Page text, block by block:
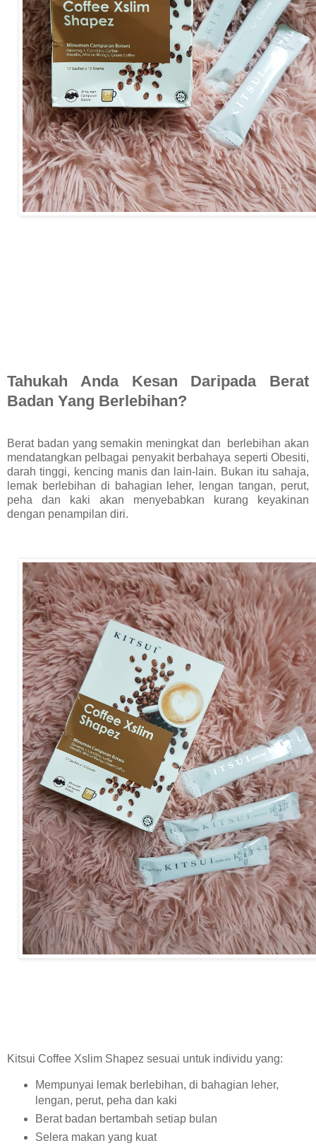
Tahukah Anda Kesan Daripada Berat
Badan Yang Berlebihan?
Berat badan yang semakin meningkat dan berlebihan akan
mendatangkan pelbagai penyakit berbahaya seperti Obesiti,
darah tinggi, kencing manis dan lain-lain. Bukan itu sahaja,
lemak berlebihan di bahagian leher, lengan tangan, perut,
peha dan kaki akan menyebabkan kurang keyakinan
dengan penampilan diri.
Kitsui Coffee Xslim Shapez sesuai untuk individu yang:
Mempunyai lemak berlebihan, di bahagian leher,
lengan, perut, peha dan kaki
Berat badan bertambah setiap bulan
Selera makan yang kuat